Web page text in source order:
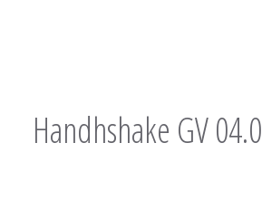
Handhshake GV